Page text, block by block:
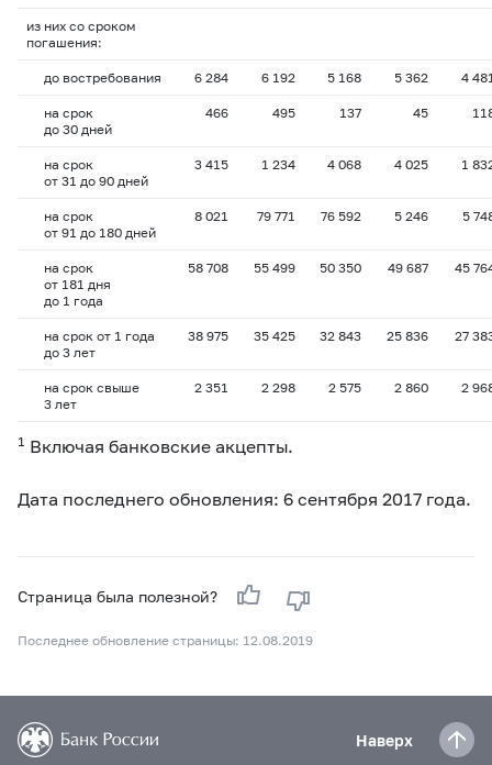
из них со сроком
погашения:
до востребования 6 284 6 192 5 168 5 362 4
на срок
до 30 дней
466 495 137 45
на срок
от 31 до 90 дней
3 415 1 234 4 068 4 025 1
на срок
от 91 до 180 дней
8 021 79 771 76 592 5 246 5
на срок
от 181 дня
до 1 года
58 708 55 499 50 350 49 687 45
на срок от 1 года
до 3 лет
38 975 35 425 32 843 25 836 27
на срок свыше
3 лет
2 351 2 298 2 575 2 860 2
1 Включая банковские акцепты.
Дата последнего обновления: 6 сентября 2017 года.
Страница была полезной?
Последнее обновление страницы: 12.08.2019
Наверх